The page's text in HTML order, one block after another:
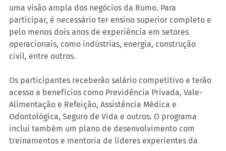
uma visão ampla dos negócios da Rumo. Para
participar, é necessário ter ensino superior completo e
pelo menos dois anos de experiência em setores
operacionais, como indústrias, energia, construção
civil, entre outros.
Os participantes receberão salário competitivo e terão
acesso a benefícios como Previdência Privada, Vale-
Alimentação e Refeição, Assistência Médica e
Odontológica, Seguro de Vida e outros. O programa
inclui também um plano de desenvolvimento com
treinamentos e mentoria de líderes experientes da